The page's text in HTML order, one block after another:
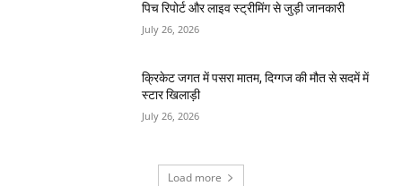
पिच रिपोर्ट और लाइव स्ट्रीमिंग से जुड़ी जानकारी
July 26, 2026
क्रिकेट जगत में पसरा मातम, दिग्गज की मौत से सदमें में
स्टार खिलाड़ी
July 26, 2026
Load more